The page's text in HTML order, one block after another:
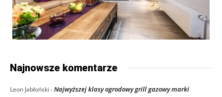
Najnowsze komentarze
Leon Jabłoński -Najwyższej klasy ogrodowy grill gazowy marki